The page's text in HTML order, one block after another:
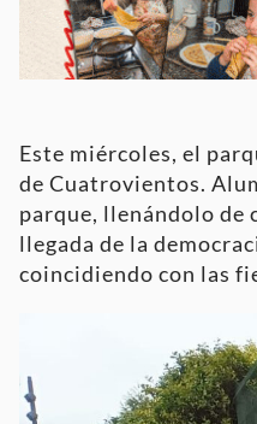
Este miércoles, el
de Cuatrovientos.
parque, llenándolo de
llegada de la
coincidiendo con las